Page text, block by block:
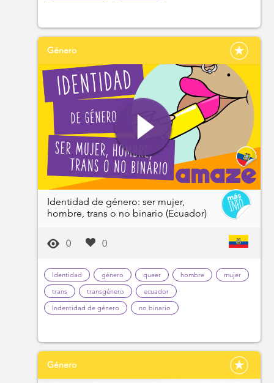
Género
Identidad de género: ser mujer,
hombre, trans o no binario (Ecuador)
0 0
Identidad género queer hombre
mujer
trans
transgénero
ecuador
Indentidad de género
no binario
Género